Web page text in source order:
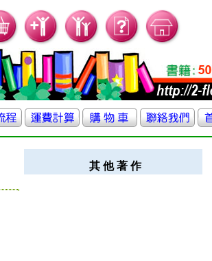
其 他 著 作